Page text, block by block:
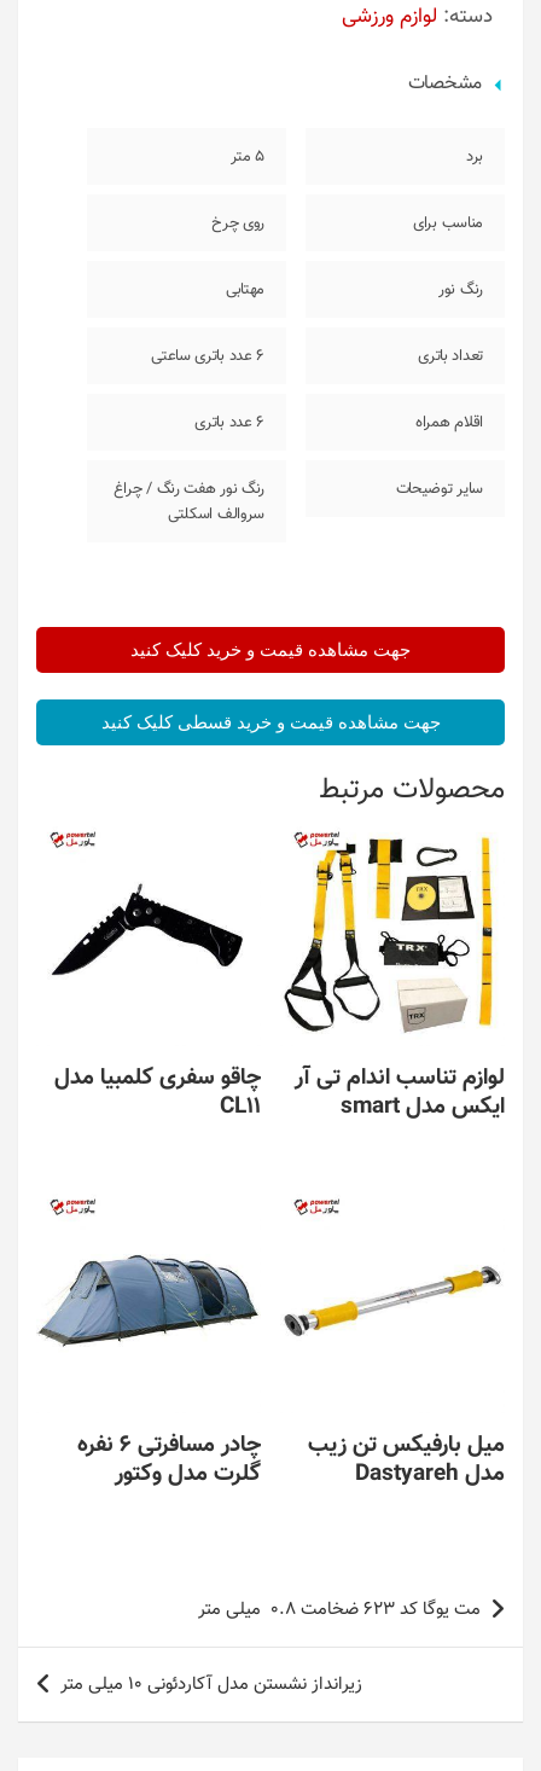
دسته: لوازم ورزشی
مشخصات
برد 5 متر
مناسب برای روی چرخ
رنگ نور مهتابی
تعداد باتری 6 عدد باتری ساعتی
اقلام همراه 6 عدد باتری
سایر توضیحات
رنگ نور هفت رنگ / چراغ
سروالف اسکلتی
جهت مشاهده قیمت و خرید کلیک کنید
جهت مشاهده قیمت و خرید قسطی کلیک کنید
محصولات مرتبط
لوازم تناسب اندام تی آر
ایکس مدل smart
چاقو سفری کلمبیا مدل
CL11
میل بارفیکس تن زیب
مدل Dastyareh
چادر مسافرتی 6 نفره
گلرت مدل وکتور
راهبری
نوشتهمت یوگا کد 623 ضخامت 0.8 میلی متر
زیرانداز نشستن مدل آکاردئونی 10 میلی متر